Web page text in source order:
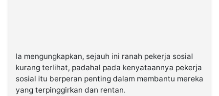
Ia mengungkapkan, sejauh ini ranah pekerja sosial
kurang terlihat, padahal pada kenyataannya pekerja
sosial itu berperan penting dalam membantu mereka
yang terpinggirkan dan rentan.